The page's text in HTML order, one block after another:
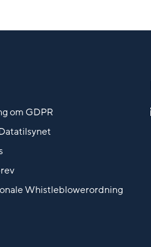
om GDPR
Whistleblowerordning